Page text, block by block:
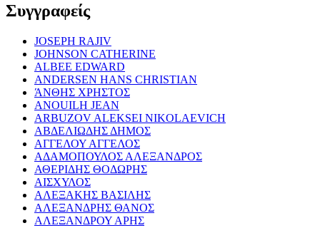
Συγγραφείς
JOSEPH RAJIV
JOHNSON CATHERINE
ALBEE EDWARD
ANDERSEN HANS CHRISTIAN
ΆΝΘΗΣ ΧΡΗΣΤΟΣ
ANOUILH JEAN
ARBUZOV ALEKSEI NIKOLAEVICH
ΑΒΔΕΛΙΩΔΗΣ ΔΗΜΟΣ
ΑΓΓΕΛΟΥ ΑΓΓΕΛΟΣ
ΑΔΑΜΟΠΟΥΛΟΣ ΑΛΕΞΑΝΔΡΟΣ
ΑΘΕΡΙΔΗΣ ΘΟΔΩΡΗΣ
ΑΙΣΧΥΛΟΣ
ΑΛΕΞΑΚΗΣ ΒΑΣΙΛΗΣ
ΑΛΕΞΑΝΔΡΗΣ ΘΑΝΟΣ
ΑΛΕΞΑΝΔΡΟΥ ΑΡΗΣ